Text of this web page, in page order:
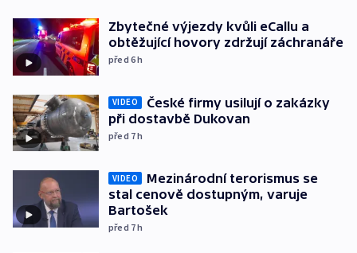
Zbytečné výjezdy kvůli eCallu a
obtěžující hovory zdržují záchranáře
před 6h
VIDEO
České firmy usilují o zakázky
při dostavbě Dukovan
před 7h
VIDEO
Mezinárodní terorismus se
stal cenově dostupným, varuje
Bartošek
před 7h